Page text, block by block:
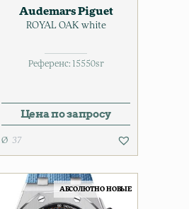
Audemars Piguet
ROYAL OAK white
Референс: 15550sr
Цена по запросу
37
АБСОЛЮТНО НОВЫЕ